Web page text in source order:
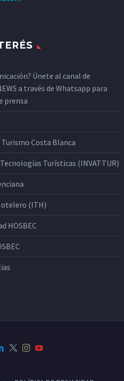
Únete al canal de
a través de Whatsapp para
prensa
Costa Blanca
Turísticas (INVAT·TUR)
(ITH)
HOSBEC